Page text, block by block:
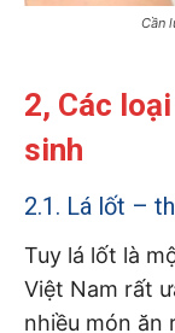
Cần
2, Các
sinh
2.1. Lá lốt –
Tuy lá lốt là
Việt Nam rất
nhiều món ăn